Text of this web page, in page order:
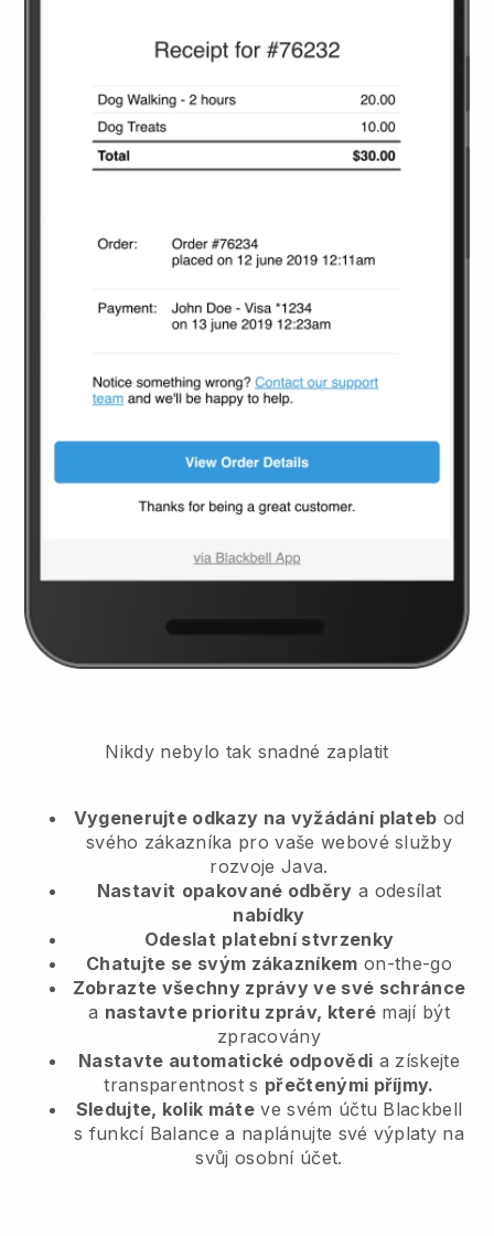
Nikdy nebylo tak snadné zaplatit
Vygenerujte odkazy na vyžádání plateb od
svého zákazníka pro vaše webové služby
rozvoje Java.
Nastavit opakované odběry a odesílat
nabídky
Odeslat platební stvrzenky
Chatujte se svým zákazníkem on-the-go
Zobrazte všechny zprávy ve své schránce
a nastavte prioritu zpráv, které mají být
zpracovány
Nastavte automatické odpovědi a získejte
transparentnost s přečtenými příjmy.
Sledujte, kolik máte ve svém účtu Blackbell
s funkcí Balance a naplánujte své výplaty na
svůj osobní účet.